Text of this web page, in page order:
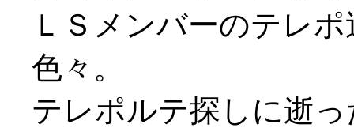
ＬＳメンバーのテレ
色々。
テレポルテ探しに逝